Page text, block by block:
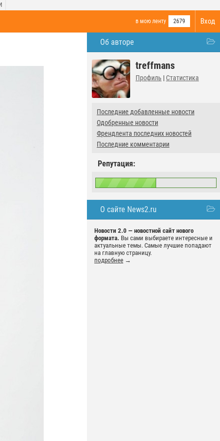
Вход
в мою ленту 2679
Об авторе
treffmans
Профиль | Статистика
Последние добавленные новости
Одобренные новости
Френдлента последних новостей
Последние комментарии
Репутация:
О сайте News2.ru
Новости 2.0 — новостной сайт нового
формата. Вы сами выбираете интересные и
актуальные темы. Самые лучшие попадают
на главную страницу.
подробнее →